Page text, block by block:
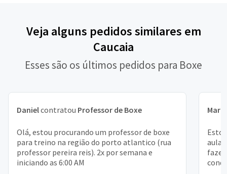
Veja alguns pedidos similares em
Caucaia
Esses são os últimos pedidos para Boxe
Danielcontratou Professor de Boxe
Olá, estou procurando um professor de boxe
para treino na região do porto atlantico (rua
professor pereira reis). 2x por semana e
iniciando as 6:00 AM
fazer